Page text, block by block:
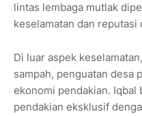
lintas lembaga mutlak
keselamatan dan reputasi
Di luar aspek
sampah, penguatan desa
ekonomi pendakian. Iqbal
pendakian eksklusif